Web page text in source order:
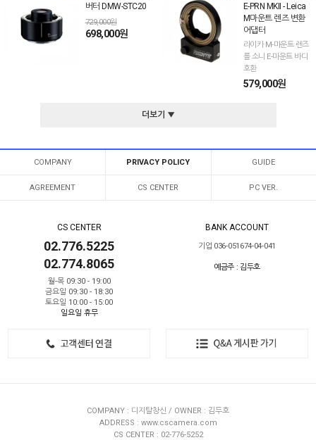
버터 DMW-STC20
729,000원
698,000원
E-PRN MKII - Leica
M마운트 렌즈 변환
어댑터
라이카 M-마운트 렌즈
를 소니 E-마운트 바디
호환
579,000원
더보기 ▼
COMPANY PRIVACY POLICY GUIDE
AGREEMENT CS CENTER PC VER.
CS CENTER
02.776.5225
02.774.8065
월-목 09:30 - 19:00
금요일 09:30 - 18:30
토요일 10:00 - 15:00
일요일 휴무
BANK ACCOUNT
기업 036-051674-04-041
예금주 : 김두호
COMPANY : 디지탈창신 / OWNER : 김두호
ADDRESS : www.cscamera.com
CS CENTER : 02-776-5252